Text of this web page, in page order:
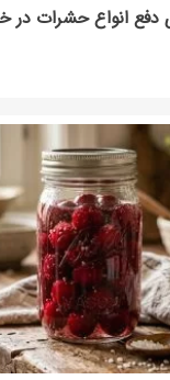
انواع حشرات در